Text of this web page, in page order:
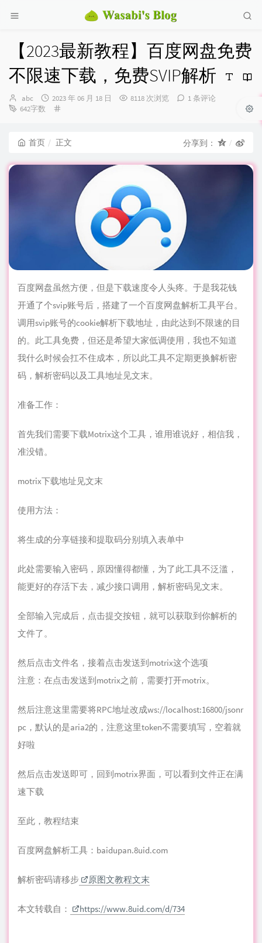
【2023最新教程】百度网盘免费
不限速下载，免费SVIP解析
博
主：
abc
发
布
2023 年 06 月 18 日 8118 次浏览
1 条评论
642字数
首页 正文 分享到：
百度网盘虽然方便，但是下载速度令人头疼。于是我花钱
开通了个svip账号后，搭建了一个百度网盘解析工具平台。
调用svip账号的cookie解析下载地址，由此达到不限速的目
的。此工具免费，但还是希望大家低调使用，我也不知道
我什么时候会扛不住成本，所以此工具不定期更换解析密
码，解析密码以及工具地址见文末。
准备工作：
首先我们需要下载Motrix这个工具，谁用谁说好，相信我，
准没错。
motrix下载地址见文末
使用方法：
将生成的分享链接和提取码分别填入表单中
此处需要输入密码，原因懂得都懂，为了此工具不泛滥，
能更好的存活下去，减少接口调用，解析密码见文末。
全部输入完成后，点击提交按钮，就可以获取到你解析的
文件了。
然后点击文件名，接着点击发送到motrix这个选项
注意：在点击发送到motrix之前，需要打开motrix。
然后注意这里需要将RPC地址改成ws://localhost:16800/jsonr
pc，默认的是aria2的，注意这里token不需要填写，空着就
好啦
然后点击发送即可，回到motrix界面，可以看到文件正在满
速下载
至此，教程结束
百度网盘解析工具：baidupan.8uid.com
解析密码请移步 原图文教程文末
本文转载自： https://www.8uid.com/d/734